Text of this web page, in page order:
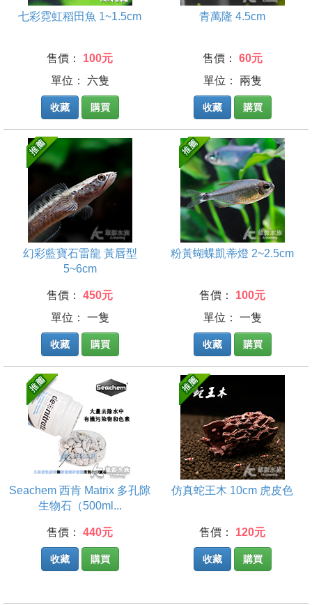
七彩霓虹稻田魚 1~1.5cm
售價：
100元
單位： 六隻
收藏 購買
青萬隆 4.5cm
售價：
60元
單位： 兩隻
收藏 購買
幻彩藍寶石雷龍 黃唇型
5~6cm
售價：
450元
單位： 一隻
收藏 購買
粉黃蝴蝶凱蒂燈 2~2.5cm
售價：
100元
單位： 一隻
收藏 購買
Seachem 西肯 Matrix 多孔隙
生物石（500ml...
售價： 440元
收藏 購買
仿真蛇王木 10cm 虎皮色
售價： 120元
收藏 購買